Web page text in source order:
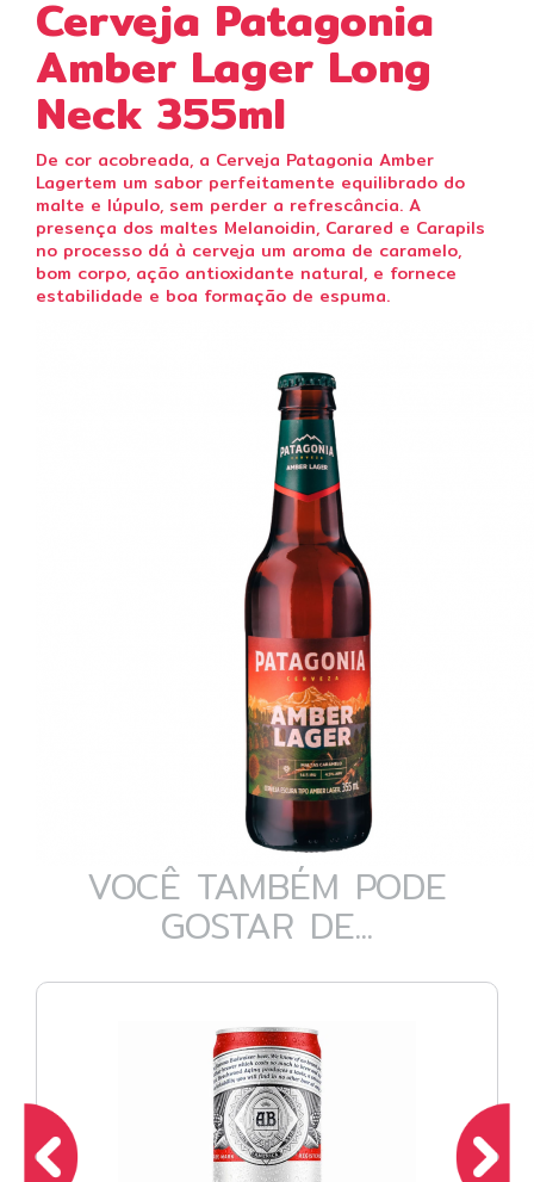
Cerveja Patagonia
Amber Lager Long
Neck 355ml
De cor acobreada, a Cerveja Patagonia Amber
Lagertem um sabor perfeitamente equilibrado do
malte e lúpulo, sem perder a refrescância. A
presença dos maltes Melanoidin, Carared e Carapils
no processo dá à cerveja um aroma de caramelo,
bom corpo, ação antioxidante natural, e fornece
estabilidade e boa formação de espuma.
VOCÊ TAMBÉM PODE
GOSTAR DE...